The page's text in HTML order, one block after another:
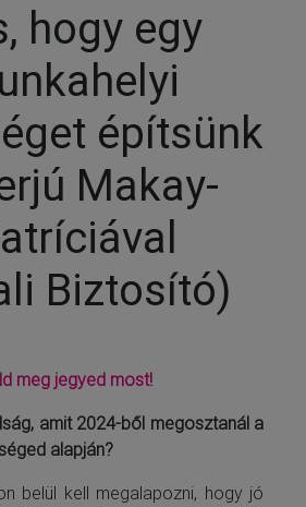
hogy egy
építsünk
Makay-
Biztosító)
meg jegyed most!
amit 2024-ből megosztanál a
alapján?
belül kell megalapozni, hogy jó